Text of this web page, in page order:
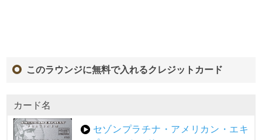
このラウンジに無料で入れるクレジットカード
カード名
セゾンプラチナ・アメリカン・エキ